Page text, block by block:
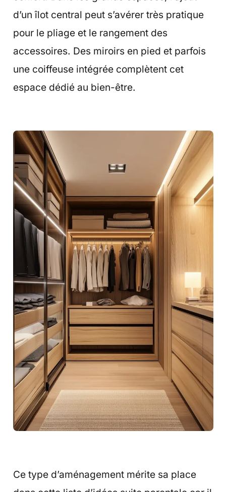
d’un îlot central peut s’avérer très pratique
pour le pliage et le rangement des
accessoires. Des miroirs en pied et parfois
une coiffeuse intégrée complètent cet
espace dédié au bien-être.
Ce type d’aménagement mérite sa place